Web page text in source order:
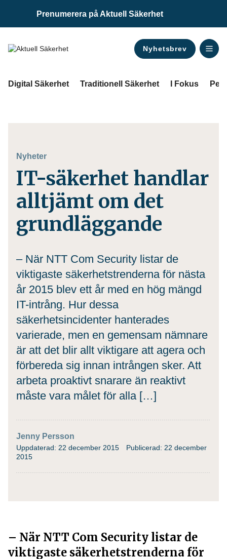
Prenumerera på Aktuell Säkerhet
Nyhetsbrev
Digital Säkerhet Traditionell Säkerhet I Fokus
Nyheter
IT-säkerhet handlar
alltjämt om det
grundläggande
– När NTT Com Security listar de
viktigaste säkerhetstrenderna för nästa
år 2015 blev ett år med en hög mängd
IT-intrång. Hur dessa
säkerhetsincidenter hanterades
varierade, men en gemensam nämnare
är att det blir allt viktigare att agera och
förbereda sig innan intrången sker. Att
arbeta proaktivt snarare än reaktivt
måste vara målet för alla […]
Jenny Persson
Uppdaterad: 22 december 2015
Publicerad: 22 december
2015
– När NTT Com Security listar de
viktigaste säkerhetstrenderna för